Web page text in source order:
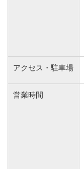
アクセス・駐車場
営業時間